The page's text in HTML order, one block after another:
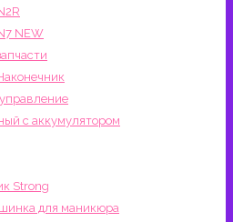
NEW
с аккумулятором
Strong
для маникюра